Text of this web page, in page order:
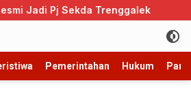
Pj Sekda Trenggalek
Pemerintahan Hukum